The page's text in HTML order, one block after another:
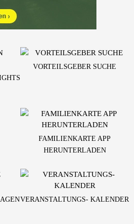
VORTEILSGEBER SUCHE
FAMILIENKARTE APP
HERUNTERLADEN
VERANSTALTUNGS- KALENDER